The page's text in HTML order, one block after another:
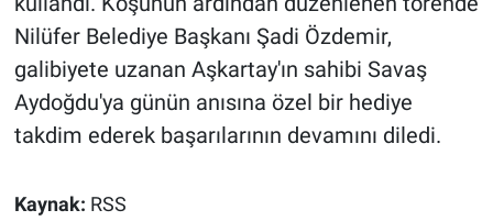
Nilüfer Belediye Başkanı Şadi Özdemir,
galibiyete uzanan Aşkartay'ın sahibi Savaş
Aydoğdu'ya günün anısına özel bir hediye
takdim ederek başarılarının devamını diledi.
Kaynak: RSS